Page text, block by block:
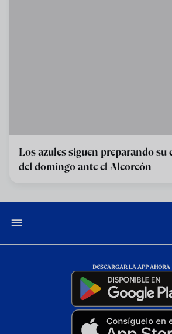
Los azules siguen preparando
del domingo ante el Alcorcón
DESCARGAR LA APP AHORA